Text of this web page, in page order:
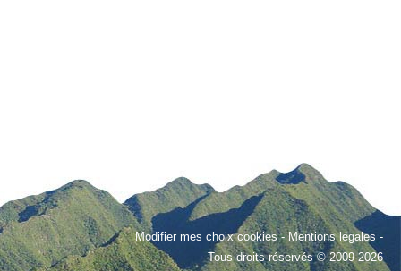
Modifier mes choix cookies-Mentions légales -
Tous droits réservés © 2009-2026